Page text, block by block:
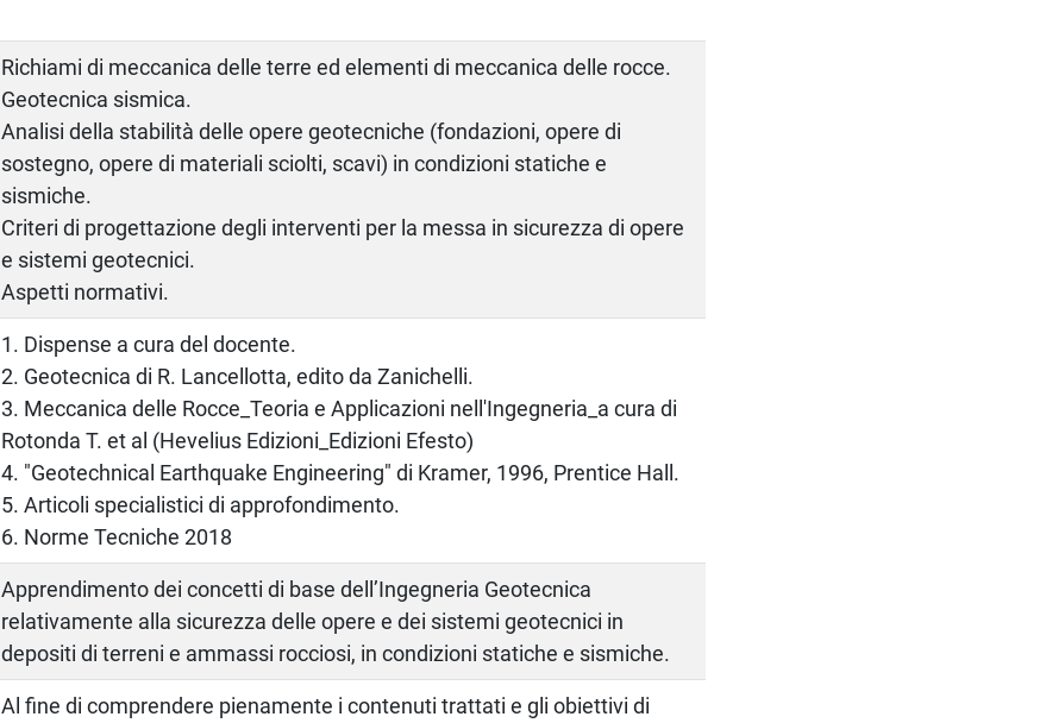
Richiami di meccanica delle terre ed elementi di meccanica delle rocce.
Geotecnica sismica.
Analisi della stabilità delle opere geotecniche (fondazioni, opere di
sostegno, opere di materiali sciolti, scavi) in condizioni statiche e
sismiche.
Criteri di progettazione degli interventi per la messa in sicurezza di opere
e sistemi geotecnici.
Aspetti normativi.
1. Dispense a cura del docente.
2. Geotecnica di R. Lancellotta, edito da Zanichelli.
3. Meccanica delle Rocce_Teoria e Applicazioni nell'Ingegneria_a cura di
Rotonda T. et al (Hevelius Edizioni_Edizioni Efesto)
4. "Geotechnical Earthquake Engineering" di Kramer, 1996, Prentice Hall.
5. Articoli specialistici di approfondimento.
6. Norme Tecniche 2018
Apprendimento dei concetti di base dell’Ingegneria Geotecnica
relativamente alla sicurezza delle opere e dei sistemi geotecnici in
depositi di terreni e ammassi rocciosi, in condizioni statiche e sismiche.
Al fine di comprendere pienamente i contenuti trattati e gli obiettivi di